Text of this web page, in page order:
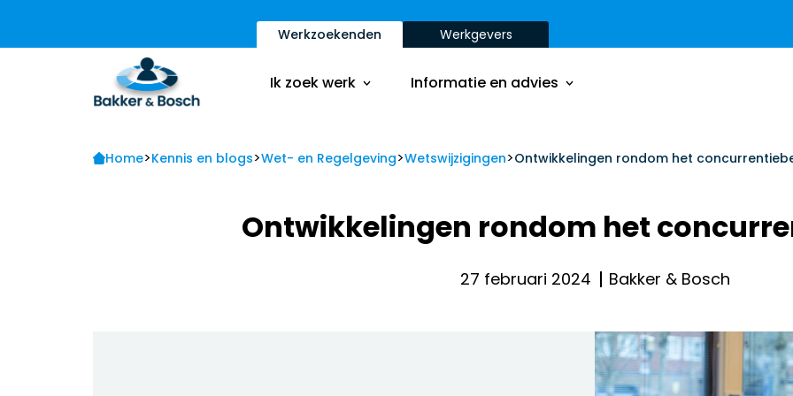
Werkzoekenden Werkgevers
Ik zoek werk
Vacatures
Sollicitatietips
Informatie en advies
Onze aanpak
Onze opdrachtgevers
Vacatures
Inschrijfformulier
Onze aanpak
Onze dienstverbanden
Home>Kennis en blogs>Wet- en Regelgeving>Wetswijzigingen>Ontwikkelingen rondom het
Ontwikkelingen rondom het
27 februari 2024 Bakker & Bosch